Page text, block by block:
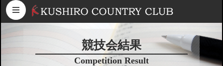
コンテンツへスキップ
競技会結果
Competition Result